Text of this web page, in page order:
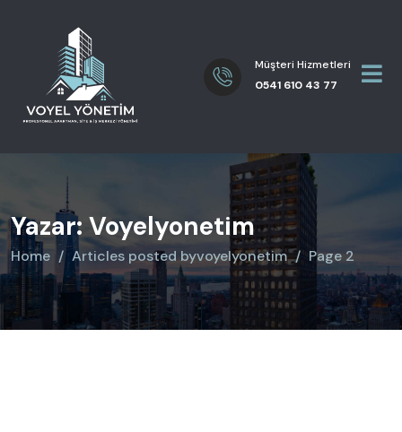
Müşteri Hizmetleri
0541 610 43 77
Yazar: Voyelyonetim
Home Articles posted byvoyelyonetim Page 2